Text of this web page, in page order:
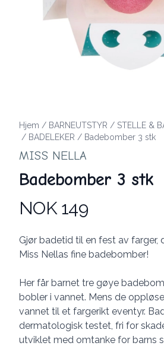
Hjem / BARNEUTSTYR / STELLE &
/ BADELEKER / Badebomber 3 stk
MISS NELLA
Badebomber 3 stk
Produktdetaljer
NOK 149
Description
Gjør badetid til en fest av
Miss Nellas fine badebomber!
Her får barnet tre gøye
bobler i vannet. Mens de
vannet til et fargerikt eventyr.
dermatologisk testet, fri for
utviklet med omtanke for barns